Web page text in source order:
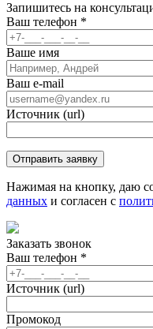
Запишитесь на
Ваш телефон *
Ваше имя
Ваш e-mail
Источник (url)
Нажимая на кнопку, даю
данных и согласен с
Заказать звонок
Ваш телефон *
Источник (url)
Промокод